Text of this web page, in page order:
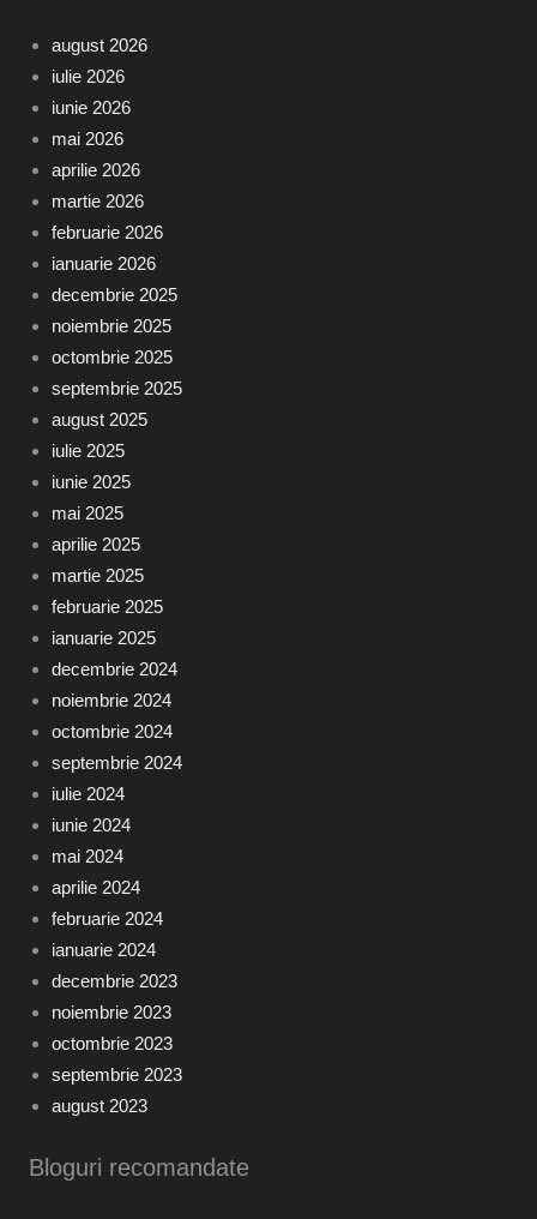
august 2026
iulie 2026
iunie 2026
mai 2026
aprilie 2026
martie 2026
februarie 2026
ianuarie 2026
decembrie 2025
noiembrie 2025
octombrie 2025
septembrie 2025
august 2025
iulie 2025
iunie 2025
mai 2025
aprilie 2025
martie 2025
februarie 2025
ianuarie 2025
decembrie 2024
noiembrie 2024
octombrie 2024
septembrie 2024
iulie 2024
iunie 2024
mai 2024
aprilie 2024
februarie 2024
ianuarie 2024
decembrie 2023
noiembrie 2023
octombrie 2023
septembrie 2023
august 2023
Bloguri recomandate